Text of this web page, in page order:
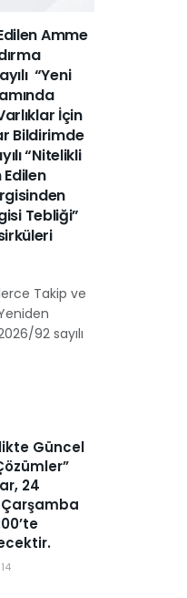
Amme
“Yeni
İçin
Bildirimde
“Nitelikli
Tebliği”
Takip ve
92 sayılı
Güncel
24
14